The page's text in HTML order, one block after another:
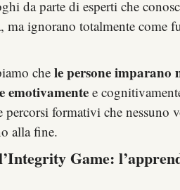
da parte di esperti che
ma ignorano totalmente come
che le persone imparano
emotivamentee
formativi che nessuno
alla fine.
Game: